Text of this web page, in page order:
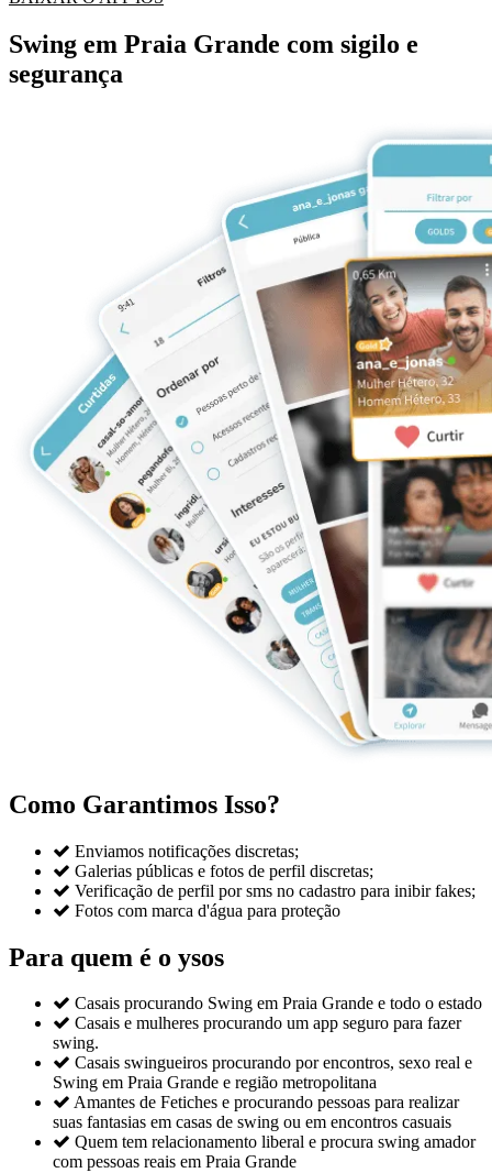
Swing em Praia Grande com sigilo e
segurança
Como Garantimos Isso?
 Enviamos notificações discretas;
 Galerias públicas e fotos de perfil discretas;
 Verificação de perfil por sms no cadastro para inibir fakes;
 Fotos com marca d'água para proteção
Para quem é o ysos
 Casais procurando Swing em Praia Grande e todo o estado
 Casais e mulheres procurando um app seguro para fazer
swing.
 Casais swingueiros procurando por encontros, sexo real e
Swing em Praia Grande e região metropolitana
 Amantes de Fetiches e procurando pessoas para realizar
suas fantasias em casas de swing ou em encontros casuais
 Quem tem relacionamento liberal e procura swing amador
com pessoas reais em Praia Grande